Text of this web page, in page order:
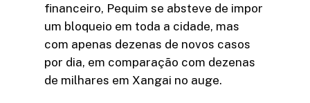
financeiro, Pequim se absteve de impor
um bloqueio em toda a cidade, mas
com apenas dezenas de novos casos
por dia, em comparação com dezenas
de milhares em Xangai no auge.